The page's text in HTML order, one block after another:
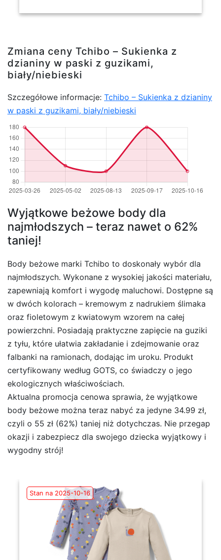
Zmiana ceny Tchibo – Sukienka z
dzianiny w paski z guzikami,
biały/niebieski
Szczegółowe informacje: Tchibo – Sukienka z dzianiny
w paski z guzikami, biały/niebieski
Wyjątkowe beżowe body dla
najmłodszych – teraz nawet o 62%
taniej!
Body beżowe marki Tchibo to doskonały wybór dla
najmłodszych. Wykonane z wysokiej jakości materiału,
zapewniają komfort i wygodę maluchowi. Dostępne są
w dwóch kolorach – kremowym z nadrukiem ślimaka
oraz fioletowym z kwiatowym wzorem na całej
powierzchni. Posiadają praktyczne zapięcie na guziki
z tyłu, które ułatwia zakładanie i zdejmowanie oraz
falbanki na ramionach, dodając im uroku. Produkt
certyfikowany według GOTS, co świadczy o jego
ekologicznych właściwościach.
Aktualna promocja cenowa sprawia, że wyjątkowe
body beżowe można teraz nabyć za jedyne 34.99 zł,
czyli o 55 zł (62%) taniej niż dotychczas. Nie przegap
okazji i zabezpiecz dla swojego dziecka wyjątkowy i
wygodny strój!
Stan na 2025-10-16